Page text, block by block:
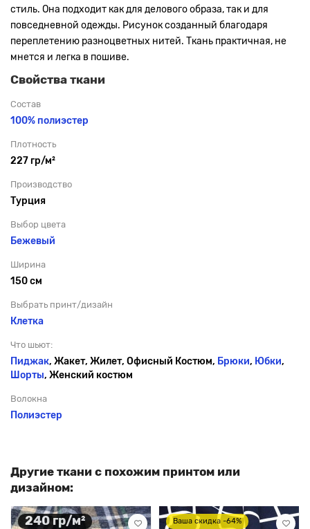
стиль. Она подходит как для делового образа, так и для
повседневной одежды. Рисунок созданный благодаря
переплетению разноцветных нитей. Ткань практичная, не
мнется и легка в пошиве.
Свойства ткани
Состав
100% полиэстер
Плотность
227 гр/м²
Производство
Турция
Выбор цвета
Бежевый
Ширина
150 см
Выбрать принт/дизайн
Клетка
Что шьют:
Пиджак, Жакет, Жилет, Офисный Костюм, Брюки, Юбки,
Шорты, Женский костюм
Волокна
Полиэстер
Другие ткани с похожим принтом или
дизайном:
240 гр/м² Ваша скидка -64%